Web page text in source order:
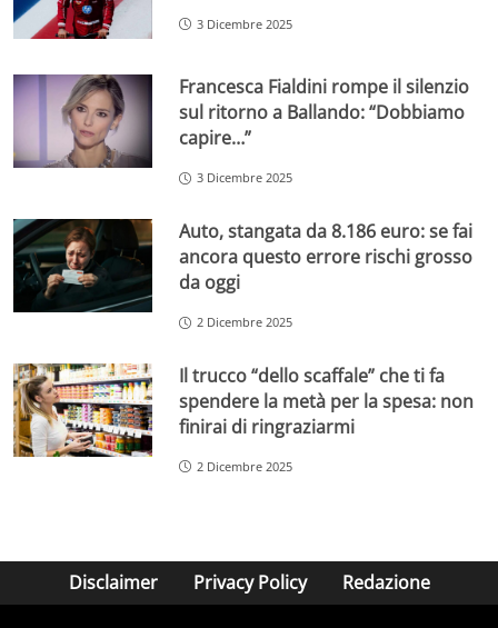
3 Dicembre 2025
Francesca Fialdini rompe il silenzio
sul ritorno a Ballando: “Dobbiamo
capire…”
3 Dicembre 2025
Auto, stangata da 8.186 euro: se fai
ancora questo errore rischi grosso
da oggi
2 Dicembre 2025
Il trucco “dello scaffale” che ti fa
spendere la metà per la spesa: non
finirai di ringraziarmi
2 Dicembre 2025
Disclaimer Privacy Policy Redazione